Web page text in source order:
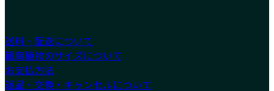
送料・配送について
観葉植物のサイズについて
お支払方法
返品・交換・キャンセルについて